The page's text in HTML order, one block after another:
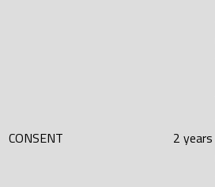
CONSENT 2 years